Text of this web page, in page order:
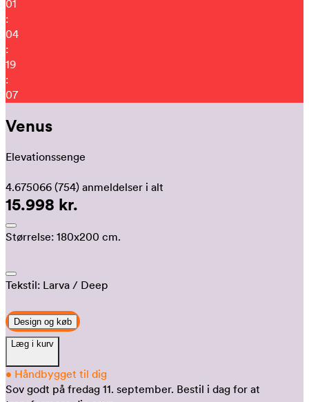
01
:
04
:
18
:
59
Venus
Elevationssenge
4.675066 (754) anmeldelser i alt
15.998 kr.
Størrelse: 180x200 cm.
Tekstil: Larva / Deep
Design og køb
Læg i kurv
• Håndbygget til dig
Sov godt på fredag 11. september. Bestil i dag for at